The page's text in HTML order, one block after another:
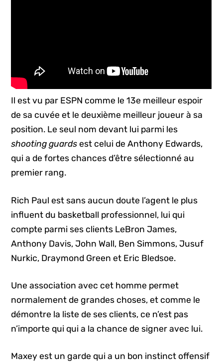
Il est vu par ESPN comme le 13e meilleur espoir
de sa cuvée et le deuxième meilleur joueur à sa
position. Le seul nom devant lui parmi les
shooting guards est celui de Anthony Edwards,
qui a de fortes chances d’être sélectionné au
premier rang.
Rich Paul est sans aucun doute l’agent le plus
influent du basketball professionnel, lui qui
compte parmi ses clients LeBron James,
Anthony Davis, John Wall, Ben Simmons, Jusuf
Nurkic, Draymond Green et Eric Bledsoe.
Une association avec cet homme permet
normalement de grandes choses, et comme le
démontre la liste de ses clients, ce n’est pas
n’importe qui qui a la chance de signer avec lui.
Maxey est un garde qui a un bon instinct offensif